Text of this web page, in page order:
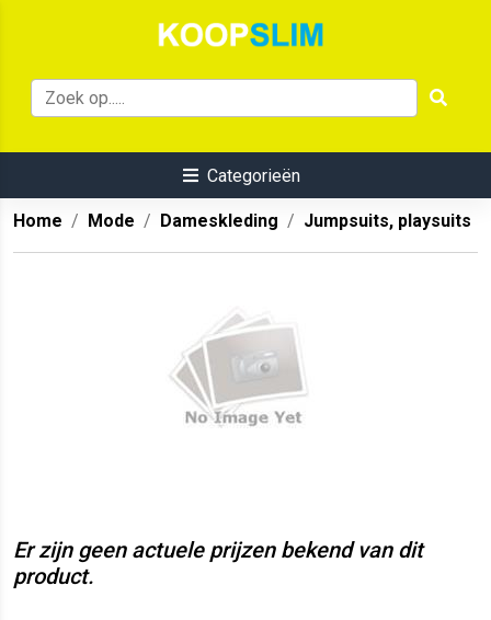
Categorieën
Home Mode Dameskleding Jumpsuits, playsuits
Er zijn geen actuele prijzen bekend van dit
product.